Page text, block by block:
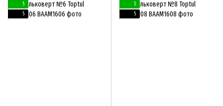
5
5
5
5